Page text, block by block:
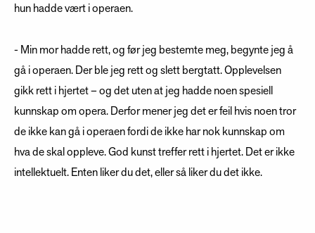
hun hadde vært i operaen.
- Min mor hadde rett, og før jeg bestemte meg, begynte jeg å
gå i operaen. Der ble jeg rett og slett bergtatt. Opplevelsen
gikk rett i hjertet – og det uten at jeg hadde noen spesiell
kunnskap om opera. Derfor mener jeg det er feil hvis noen tror
de ikke kan gå i operaen fordi de ikke har nok kunnskap om
hva de skal oppleve. God kunst treffer rett i hjertet. Det er ikke
intellektuelt. Enten liker du det, eller så liker du det ikke.